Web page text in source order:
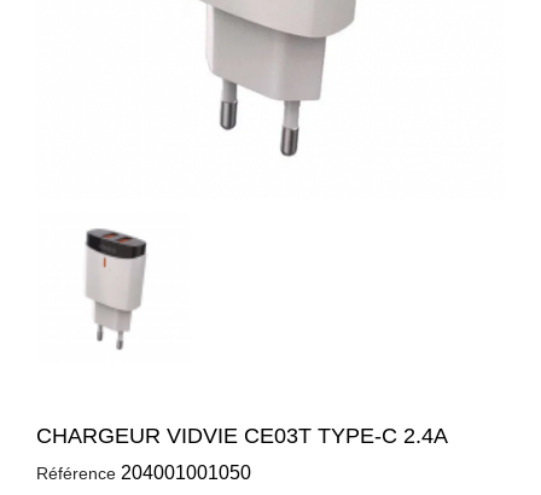
CHARGEUR VIDVIE CE03T TYPE-C 2.4A
Référence 204001001050